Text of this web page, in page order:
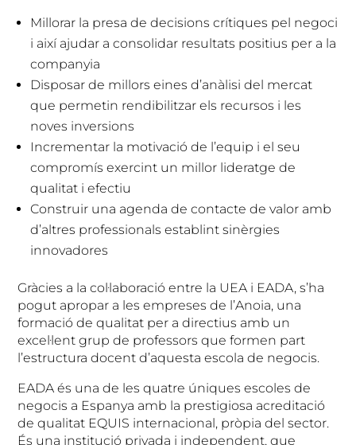
Millorar la presa de decisions crítiques pel negoci
i així ajudar a consolidar resultats positius per a la
companyia
Disposar de millors eines d’anàlisi del mercat
que permetin rendibilitzar els recursos i les
noves inversions
Incrementar la motivació de l’equip i el seu
compromís exercint un millor lideratge de
qualitat i efectiu
Construir una agenda de contacte de valor amb
d’altres professionals establint sinèrgies
innovadores
Gràcies a la col·laboració entre la UEA i EADA, s’ha
pogut apropar a les empreses de l’Anoia, una
formació de qualitat per a directius amb un
excel·lent grup de professors que formen part
l’estructura docent d’aquesta escola de negocis.
EADA és una de les quatre úniques escoles de
negocis a Espanya amb la prestigiosa acreditació
de qualitat EQUIS internacional, pròpia del sector.
És una institució privada i independent, que